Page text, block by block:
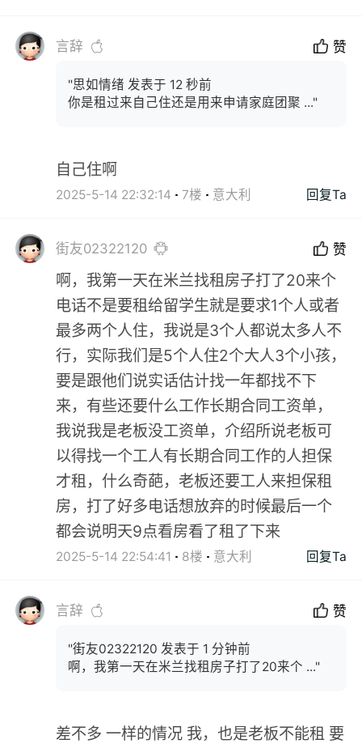
言辞 赞
"思如情绪 发表于 12 秒前
你是租过来自己住还是用来申请家庭团聚 ..."
自己住啊
2025-5-14 22:32:14 7楼 意大利 回复Ta
街友02322120 赞
啊，我第一天在米兰找租房子打了20来个
电话不是要租给留学生就是要求1个人或者
最多两个人住，我说是3个人都说太多人不
行，实际我们是5个人住2个大人3个小孩，
要是跟他们说实话估计找一年都找不下
来，有些还要什么工作长期合同工资单，
我说我是老板没工资单，介绍所说老板可
以得找一个工人有长期合同工作的人担保
才租，什么奇葩，老板还要工人来担保租
房，打了好多电话想放弃的时候最后一个
都会说明天9点看房看了租了下来
2025-5-14 22:54:41 8楼 意大利 回复Ta
言辞 赞
"街友02322120 发表于 1 分钟前
啊，我第一天在米兰找租房子打了20来个 ..."
差不多 一样的情况 我，也是老板不能租 要